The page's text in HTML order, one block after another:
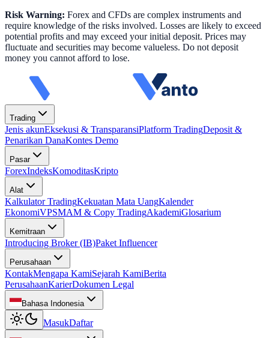
Risk Warning: Forex and CFDs are complex instruments and
require knowledge of the risks involved. Losses are likely to exceed
potential profits and may exceed your initial deposit. Prices may
fluctuate and securities may become valueless. Do not deposit
money you cannot afford to lose.
Trading
Jenis akunEksekusi & TransparansiPlatform TradingDeposit &
Penarikan DanaKontes Demo
Pasar
ForexIndeksKomoditasKripto
Alat
Kalkulator TradingKekuatan Mata UangKalender
EkonomiVPSMAM & Copy TradingAkademiGlosarium
Kemitraan
Introducing Broker (IB)Paket Influencer
Perusahaan
KontakMengapa KamiSejarah KamiBerita
PerusahaanKarierDokumen Legal
Bahasa Indonesia
MasukDaftar